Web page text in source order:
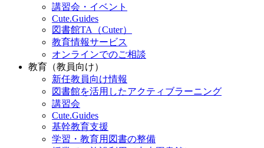
講習会・イベント
Cute.Guides
図書館TA（Cuter）
教育情報サービス
オンラインでのご相談
教育（教員向け）
新任教員向け情報
図書館を活用したアクティブラーニング
講習会
Cute.Guides
基幹教育支援
学習・教育用図書の整備